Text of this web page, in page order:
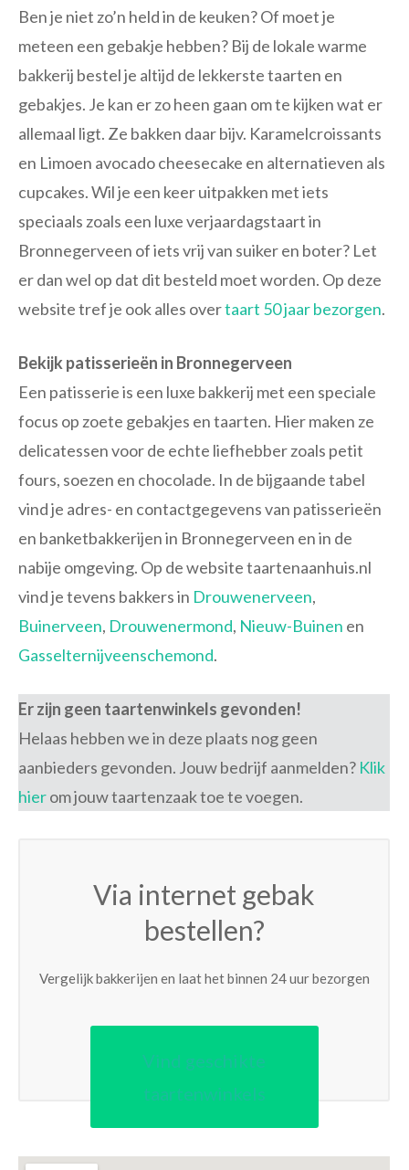
Ben je niet zo’n held in de keuken? Of moet je
meteen een gebakje hebben? Bij de lokale warme
bakkerij bestel je altijd de lekkerste taarten en
gebakjes. Je kan er zo heen gaan om te kijken wat er
allemaal ligt. Ze bakken daar bijv. Karamelcroissants
en Limoen avocado cheesecake en alternatieven als
cupcakes. Wil je een keer uitpakken met iets
speciaals zoals een luxe verjaardagstaart in
Bronnegerveen of iets vrij van suiker en boter? Let
er dan wel op dat dit besteld moet worden. Op deze
website tref je ook alles overtaart 50 jaar bezorgen.
Bekijk patisserieën in Bronnegerveen
Een patisserie is een luxe bakkerij met een speciale
focus op zoete gebakjes en taarten. Hier maken ze
delicatessen voor de echte liefhebber zoals petit
fours, soezen en chocolade. In de bijgaande tabel
vind je adres- en contactgegevens van patisserieën
en banketbakkerijen in Bronnegerveen en in de
nabije omgeving. Op de website taartenaanhuis.nl
vind je tevens bakkers in Drouwenerveen,
Buinerveen, Drouwenermond, Nieuw-Buinen en
Gasselternijveenschemond.
Er zijn geen taartenwinkels gevonden!
Helaas hebben we in deze plaats nog geen
aanbieders gevonden. Jouw bedrijf aanmelden? Klik
hierom jouw taartenzaak toe te voegen.
Via internet gebak
bestellen?
Vergelijk bakkerijen en laat het binnen 24 uur bezorgen
Vind geschikte
taartenwinkels